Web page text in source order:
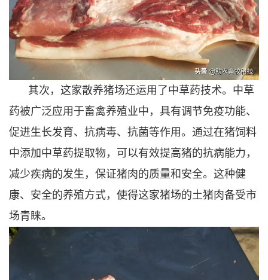
其次，这家散养猪场还运用了中草药技术。中草
药被广泛应用于畜禽养殖业中，具有调节免疫功能、
促进生长发育、抗病毒、抗菌等作用。通过在猪饲料
中添加中草药提取物，可以有效提高猪的抗病能力，
减少疾病的发生，保证猪肉的质量和安全。这种健
康、安全的养殖方式，使得这家猪场的土猪肉备受市
场青睐。